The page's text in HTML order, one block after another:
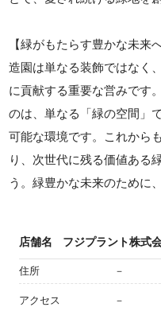
【緑がもたらす豊かな未来へ
造園は単なる装飾ではなく
に貢献する重要な営みです
のは、単なる「緑の空間」
可能な環境です。これから
り、次世代に残る価値ある
う。緑豊かな未来のために
店舗名 フジプラント株式
住所 －
アクセス －